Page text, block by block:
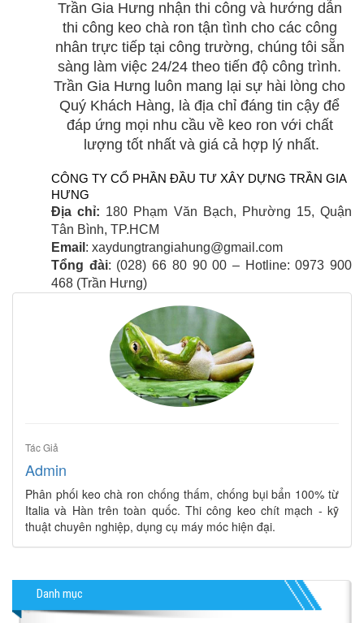
Trần Gia Hưng nhận thi công và hướng dẫn
thi công keo chà ron tận tình cho các công
nhân trực tiếp tại công trường, chúng tôi sẵn
sàng làm việc 24/24 theo tiến độ công trình.
Trần Gia Hưng luôn mang lại sự hài lòng cho
Quý Khách Hàng, là địa chỉ đáng tin cậy để
đáp ứng mọi nhu cầu về keo ron với chất
lượng tốt nhất và giá cả hợp lý nhất.
CÔNG TY CỔ PHẦN ĐẦU TƯ XÂY DỰNG TRẦN GIA
HƯNG
Địa chỉ: 180 Phạm Văn Bạch, Phường 15, Quận
Tân Bình, TP.HCM
Email : xaydungtrangiahung@gmail.com
Tổng đài: (028) 66 80 90 00 – Hotline: 0973 900
468 (Trần Hưng)
Tác Giả
Admin
Phân phối keo chà ron chống thấm, chống bụi bẩn 100% từ
Italia và Hàn trên toàn quốc. Thi công keo chít mạch - kỹ
thuật chuyên nghiệp, dụng cụ máy móc hiện đại.
Danh mục